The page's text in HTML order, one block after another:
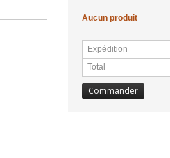
Aucun produit
Expédition
Total
Commander